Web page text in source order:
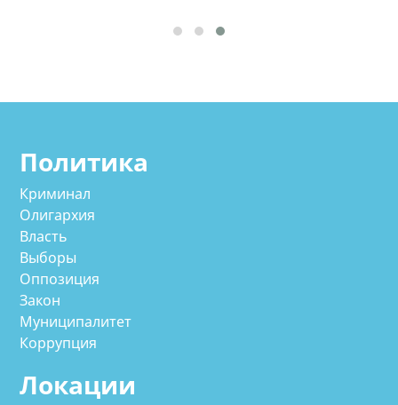
Политика
Криминал
Олигархия
Власть
Выборы
Оппозиция
Закон
Муниципалитет
Коррупция
Локации